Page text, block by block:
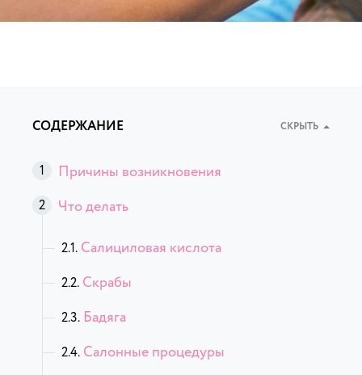
СОДЕРЖАНИЕ СКРЫТЬ
Причины возникновения
Что делать
Салициловая кислота
Скрабы
Бадяга
Салонные процедуры